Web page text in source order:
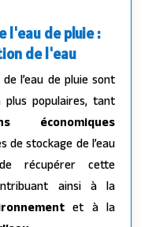
l'eau de pluie :
de l'eau
l’eau de pluie sont
populaires, tant
économiques
de stockage de l’eau
récupérer cette
ainsi à la
et à la